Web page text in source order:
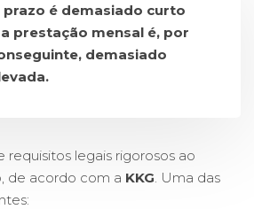
prazo é demasiado curto
prestação mensal é, por
demasiado
requisitos legais rigorosos ao
de acordo com a KKG . Uma das